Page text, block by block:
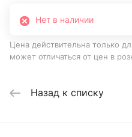
Нет в наличии
Цена действительна только
может отличаться от цен в
Назад к списку